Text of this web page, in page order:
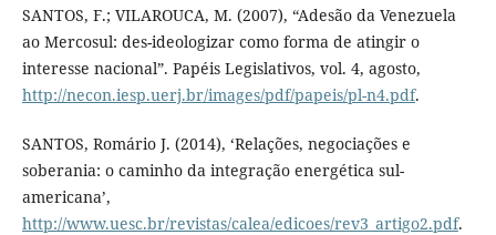
SANTOS, F.; VILAROUCA, M. (2007), “Adesão da Venezuela
ao Mercosul: des-ideologizar como forma de atingir o
interesse nacional”. Papéis Legislativos, vol. 4, agosto,
http://necon.iesp.uerj.br/images/pdf/papeis/pl-n4.pdf.
SANTOS, Romário J. (2014), ‘Relações, negociações e
soberania: o caminho da integração energética sul-
americana’,
http://www.uesc.br/revistas/calea/edicoes/rev3_artigo2.pdf.